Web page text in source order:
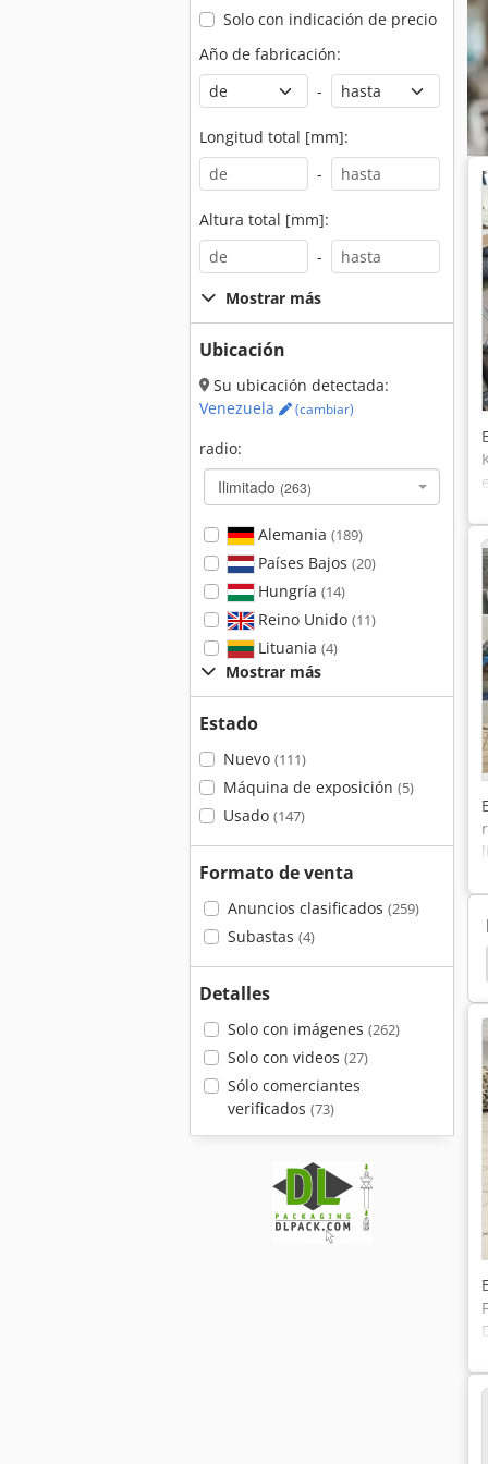
Solo con indicación de precio
Año de fabricación:
-
Longitud total [mm]:
-
Altura total [mm]:
-
Mostrar más
Ubicación
Su ubicación detectada:
Venezuela
(cambiar)
radio:
Ilimitado (263)
Alemania (189)
Países Bajos (20)
Hungría (14)
Reino Unido (11)
Lituania (4)
Mostrar más
Estado
Nuevo (111)
Máquina de exposición (5)
Usado (147)
Formato de venta
Anuncios clasificados (259)
Subastas (4)
Detalles
Solo con imágenes (262)
Solo con videos (27)
Sólo comerciantes
verificados (73)
Soldador Smipack Sl 56 Bvm